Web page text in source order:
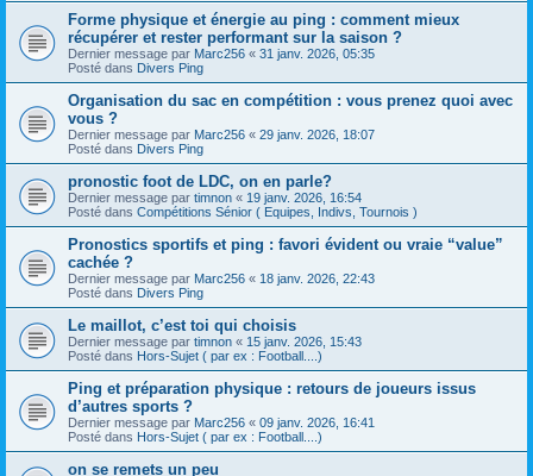
Forme physique et énergie au ping : comment mieux
récupérer et rester performant sur la saison ?
Dernier message par Marc256 « 31 janv. 2026, 05:35
Posté dans Divers Ping
Organisation du sac en compétition : vous prenez quoi avec
vous ?
Dernier message par Marc256 « 29 janv. 2026, 18:07
Posté dans Divers Ping
pronostic foot de LDC, on en parle?
Dernier message par timnon « 19 janv. 2026, 16:54
Posté dans Compétitions Sénior ( Equipes, Indivs, Tournois )
Pronostics sportifs et ping : favori évident ou vraie “value”
cachée ?
Dernier message par Marc256 « 18 janv. 2026, 22:43
Posté dans Divers Ping
Le maillot, c’est toi qui choisis
Dernier message par timnon « 15 janv. 2026, 15:43
Posté dans Hors-Sujet ( par ex : Football....)
Ping et préparation physique : retours de joueurs issus
d’autres sports ?
Dernier message par Marc256 « 09 janv. 2026, 16:41
Posté dans Hors-Sujet ( par ex : Football....)
on se remets un peu